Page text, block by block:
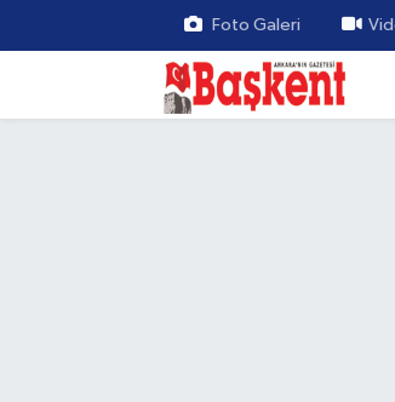
Foto Galeri